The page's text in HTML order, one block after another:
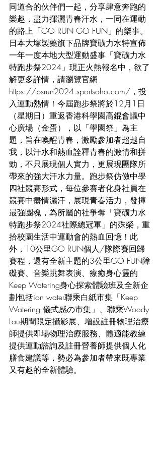
同道合的伙伴們一起，分享肆意奔跑的
樂趣，盡力揮灑青春汗水，一同在運動
的路上「GO RUN GO FUN」的樂事。
日本大塚製藥旗下品牌寶礦力水特宣佈
一年一度本地大型運動盛事「寶礦力水
特跑步祭2024」現正火熱報名中，欲了
解更多詳情，請瀏覽官網
https://psrun2024.sportsoho.com/，投
入運動熱情！今屆跑步祭將於12月1日
（星期日）重返香港科學園高錕會議中
心廣場（金蛋），以「學園祭」為主
題，旨在喚醒青春，激勵參加者超越自
我，以汗水和熱血詮釋青春的激情和拼
勁，不只展現個人實力，更展現團隊所
帶來的強大汗水力量。跑步祭仿傚中學
四社競賽形式，每位參賽者化身社員在
競賽中盡情灑汗，展現青春活力，發揮
最強團魂，為所屬的社爭奪「寶礦力水
特跑步祭2024社際總冠軍」的殊榮，重
拾校園生活中運動會的熱血回憶！此
外，10公里GO RUN個人/隊際賽回歸
賽程，還有全新主題的3公里GO FUN障
礙賽、音樂跳舞表演、療癒身心靈的
Keep Watering身心探索體驗班及全新企
劃包括ion water聯乘白紙市集「Keep
Watering 儀式感の市集」、聯乘Woody
Lau期間限定攝影展、增設註冊物理治療
師提供即場物理治療服務、體適能教練
提供運動諮詢及註冊營養師提供個人化
膳食建議等，勢必為參加者帶來既專業
又有趣的全新體驗。